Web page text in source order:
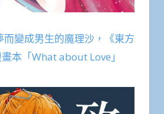
變成男生的魔理沙，《東方
本「What about Love」